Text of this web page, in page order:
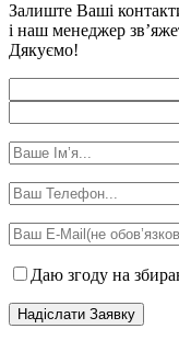
Залиште Ваші
і наш менеджер
Дякуємо!
Даю згоду на